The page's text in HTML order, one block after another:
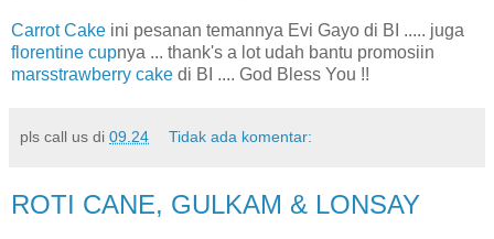
Carrot Cake ini pesanan temannya Evi Gayo di BI ..... juga
florentine cupnya ... thank's a lot udah bantu promosiin
marsstrawberry cake di BI .... God Bless You !!
pls call us di 09.24 Tidak ada komentar:
ROTI CANE, GULKAM & LONSAY